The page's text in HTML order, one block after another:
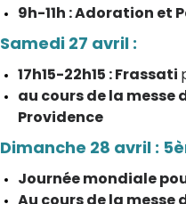
9h-11h : Adoration et
Samedi 27 avril :
17h15-22h15 : Frassati
au cours de la messe
Providence
Dimanche 28 avril :
Journée mondiale